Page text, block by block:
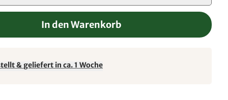
In den Warenkorb
& geliefert in ca. 1 Woche